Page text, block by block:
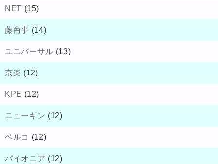
NET (15)
藤商事 (14)
ユニバーサル (13)
京楽 (12)
KPE (12)
ニューギン (12)
ベルコ (12)
パイオニア (12)